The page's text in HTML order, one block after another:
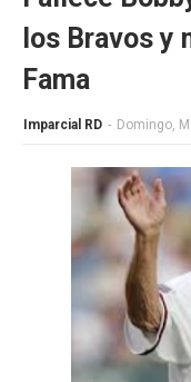
los Bravos y
Fama
Imparcial RD - Domingo,